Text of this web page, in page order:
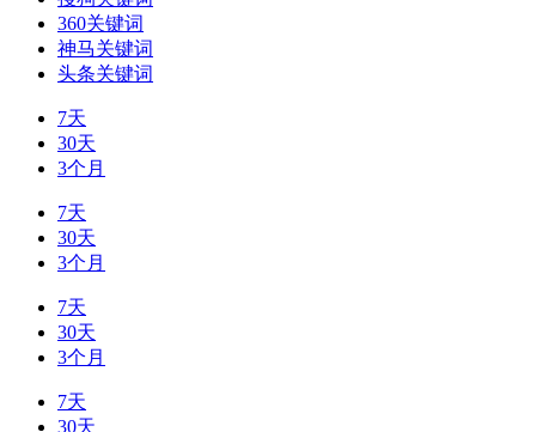
360关键词
神马关键词
头条关键词
7天
30天
3个月
7天
30天
3个月
7天
30天
3个月
7天
30天